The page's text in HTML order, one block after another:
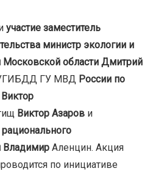
участие заместитель
министр экологии и
Московской области Дмитрий
УГИБДД ГУ МВД России по
Виктор Азаров и
Владимир Аленцин. Акция
по инициативе